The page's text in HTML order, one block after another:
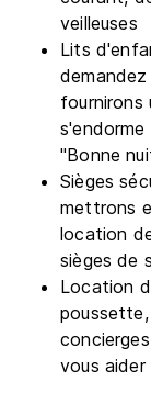
veilleuses
Lits
fournirons
"Bonne
Sièges
mettrons
location
sièges de
Location
vous